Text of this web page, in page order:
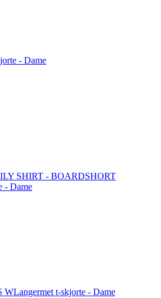
- Dame
SHIRT - BOARDSHORT
- Dame
WLangermet t-skjorte - Dame